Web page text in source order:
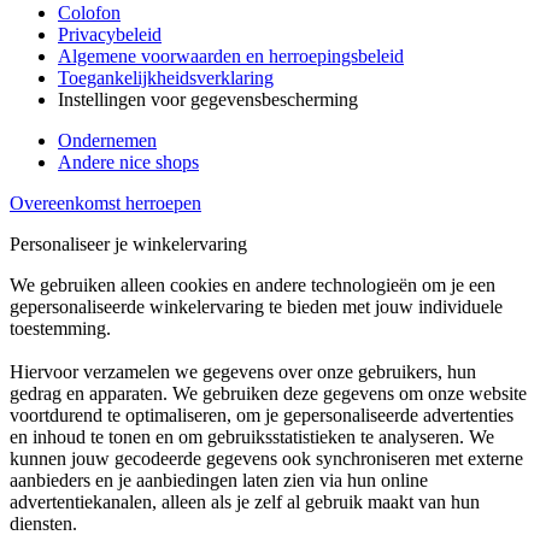
Colofon
Privacybeleid
Algemene voorwaarden en herroepingsbeleid
Toegankelijkheidsverklaring
Instellingen voor gegevensbescherming
Ondernemen
Andere nice shops
Overeenkomst herroepen
Personaliseer je winkelervaring
We gebruiken alleen cookies en andere technologieën om je een
gepersonaliseerde winkelervaring te bieden met jouw individuele
toestemming.
Hiervoor verzamelen we gegevens over onze gebruikers, hun
gedrag en apparaten. We gebruiken deze gegevens om onze website
voortdurend te optimaliseren, om je gepersonaliseerde advertenties
en inhoud te tonen en om gebruiksstatistieken te analyseren. We
kunnen jouw gecodeerde gegevens ook synchroniseren met externe
aanbieders en je aanbiedingen laten zien via hun online
advertentiekanalen, alleen als je zelf al gebruik maakt van hun
diensten.